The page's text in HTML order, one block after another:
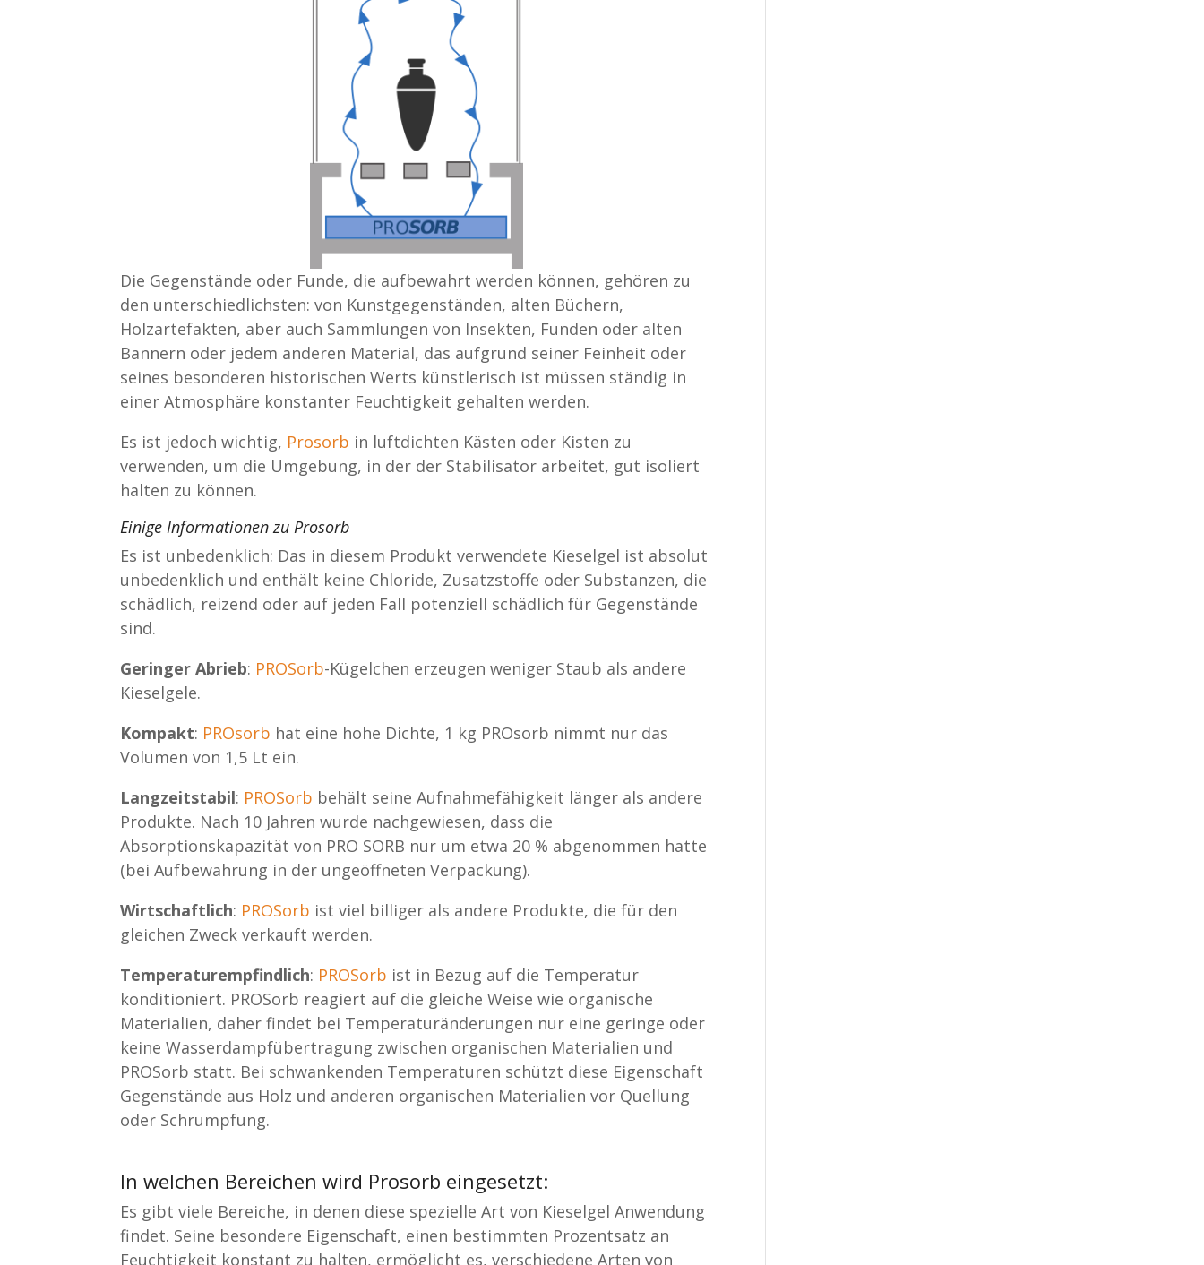
Die Gegenstände oder Funde, die aufbewahrt werden können, gehören zu
den unterschiedlichsten: von Kunstgegenständen, alten Büchern,
Holzartefakten, aber auch Sammlungen von Insekten, Funden oder alten
Bannern oder jedem anderen Material, das aufgrund seiner Feinheit oder
seines besonderen historischen Werts künstlerisch ist müssen ständig in
einer Atmosphäre konstanter Feuchtigkeit gehalten werden.
Es ist jedoch wichtig, Prosorb in luftdichten Kästen oder Kisten zu
verwenden, um die Umgebung, in der der Stabilisator arbeitet, gut isoliert
halten zu können.
Einige Informationen zu Prosorb
Es ist unbedenklich: Das in diesem Produkt verwendete Kieselgel ist absolut
unbedenklich und enthält keine Chloride, Zusatzstoffe oder Substanzen, die
schädlich, reizend oder auf jeden Fall potenziell schädlich für Gegenstände
sind.
Geringer Abrieb: PROSorb-Kügelchen erzeugen weniger Staub als andere
Kieselgele.
Kompakt: PROsorb hat eine hohe Dichte, 1 kg PROsorb nimmt nur das
Volumen von 1,5 Lt ein.
Langzeitstabil: PROSorb behält seine Aufnahmefähigkeit länger als andere
Produkte. Nach 10 Jahren wurde nachgewiesen, dass die
Absorptionskapazität von PRO SORB nur um etwa 20 % abgenommen hatte
(bei Aufbewahrung in der ungeöffneten Verpackung).
Wirtschaftlich: PROSorb ist viel billiger als andere Produkte, die für den
gleichen Zweck verkauft werden.
Temperaturempfindlich: PROSorb ist in Bezug auf die Temperatur
konditioniert. PROSorb reagiert auf die gleiche Weise wie organische
Materialien, daher findet bei Temperaturänderungen nur eine geringe oder
keine Wasserdampfübertragung zwischen organischen Materialien und
PROSorb statt. Bei schwankenden Temperaturen schützt diese Eigenschaft
Gegenstände aus Holz und anderen organischen Materialien vor Quellung
oder Schrumpfung.
In welchen Bereichen wird Prosorb eingesetzt:
Es gibt viele Bereiche, in denen diese spezielle Art von Kieselgel Anwendung
findet. Seine besondere Eigenschaft, einen bestimmten Prozentsatz an
Feuchtigkeit konstant zu halten, ermöglicht es, verschiedene Arten von